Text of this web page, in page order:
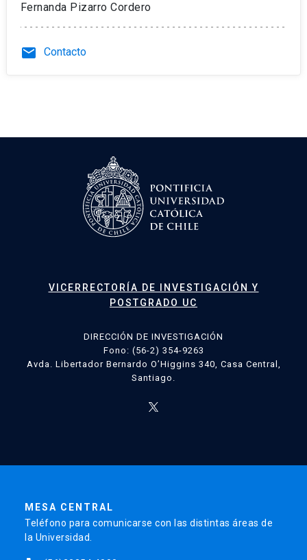
Fernanda Pizarro Cordero
email Contacto
VICERRECTORÍA DE INVESTIGACIÓN Y
POSTGRADO UC
DIRECCIÓN DE INVESTIGACIÓN
Fono: (56-2) 354-9263
Avda. Libertador Bernardo O’Higgins 340, Casa Central,
Santiago.
MESA CENTRAL
Teléfono para comunicarse con las distintas áreas de
la Universidad.